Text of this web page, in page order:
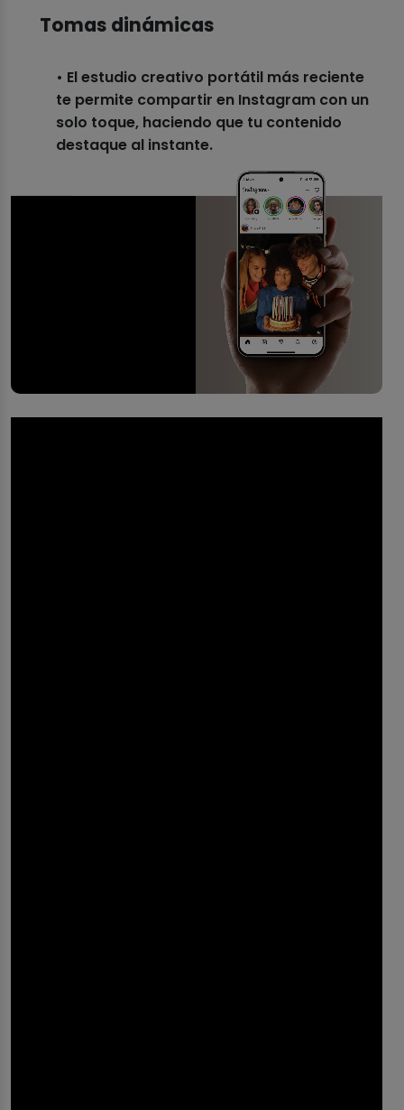
Tomas dinámicas
• El estudio creativo portátil más reciente
te permite compartir en Instagram con un
solo toque, haciendo que tu contenido
destaque al instante.